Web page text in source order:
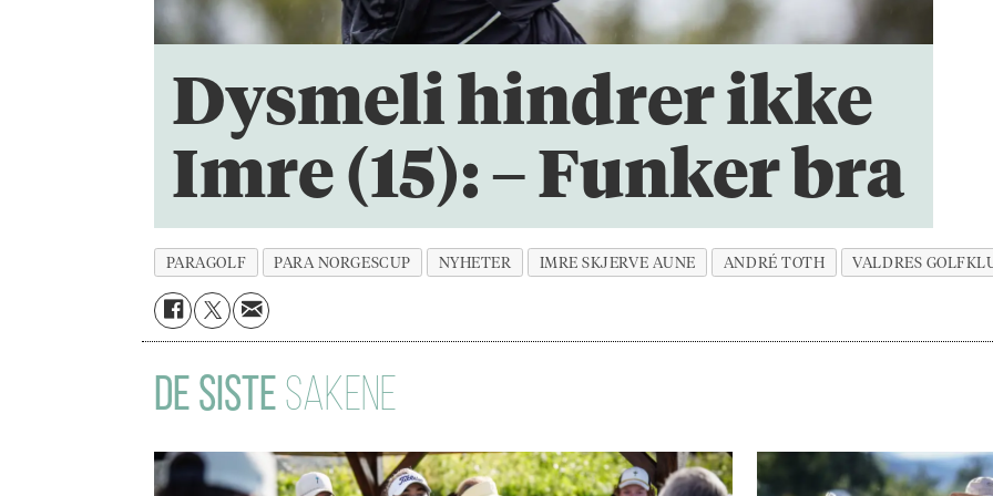
Dysmeli hindrer ikke
Imre (15): – Funker bra
PARAGOLF PARA NORGESCUP NYHETER IMRE SKJERVE AUNE ANDRÉ TOTH VALDRES
DE SISTE SAKENE